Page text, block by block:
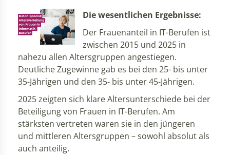
Die wesentlichen Ergebnisse:
Der Frauenanteil in IT-Berufen ist
zwischen 2015 und 2025 in
nahezu allen Altersgruppen angestiegen.
Deutliche Zugewinne gab es bei den 25- bis unter
35-Jährigen und den 35- bis unter 45-Jährigen.
2025 zeigten sich klare Altersunterschiede bei der
Beteiligung von Frauen in IT-Berufen. Am
stärksten vertreten waren sie in den jüngeren
und mittleren Altersgruppen – sowohl absolut als
auch anteilig.